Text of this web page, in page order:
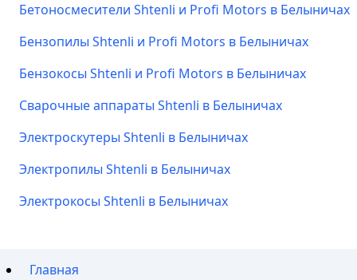
Бетоносмесители Shtenli и Profi Motors в Белыничах
Бензопилы Shtenli и Profi Motors в Белыничах
Бензокосы Shtenli и Profi Motors в Белыничах
Сварочные аппараты Shtenli в Белыничах
Электроскутеры Shtenli в Белыничах
Электропилы Shtenli в Белыничах
Электрокосы Shtenli в Белыничах
Главная